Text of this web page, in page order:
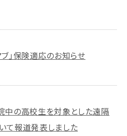
」保険適応のお知らせ
中の高校生を対象とした遠隔
て報道発表しました